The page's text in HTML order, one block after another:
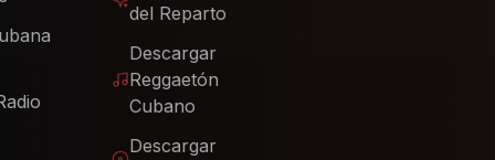
del Reparto
Descargar
Reggaetón
Cubano
Descargar